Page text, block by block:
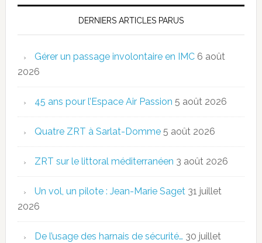
DERNIERS ARTICLES PARUS
Gérer un passage involontaire en IMC 6 août
2026
45 ans pour l’Espace Air Passion 5 août 2026
Quatre ZRT à Sarlat-Domme 5 août 2026
ZRT sur le littoral méditerranéen 3 août 2026
Un vol, un pilote : Jean-Marie Saget 31 juillet
2026
De l’usage des harnais de sécurité… 30 juillet